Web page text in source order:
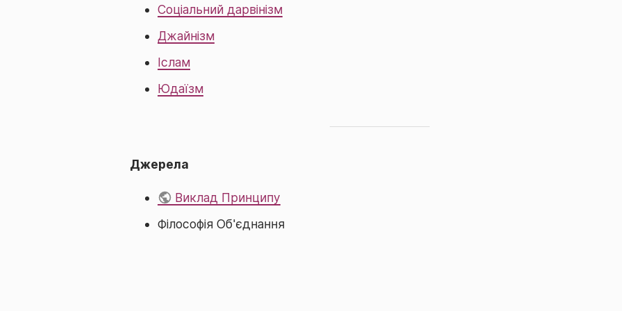
Соціальний дарвінізм
Джайнізм
Іслам
Юдаїзм
Джерела
Виклад Принципу
Філософія Об'єднання